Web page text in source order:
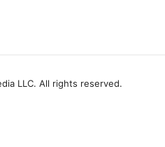
LLC. All rights reserved.